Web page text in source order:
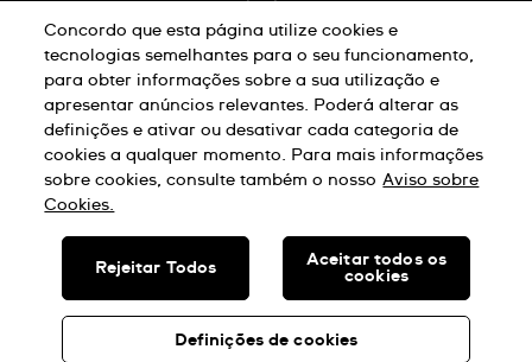
Aviso De Privacidade Aviso De Cookies
Termos E Condições De Uso
SWISS MADE
© SWATCH AG 2026. TODOS OS DIREITOS RESERVADOS: SWISS
Concordo que esta página utilize cookies e
tecnologias semelhantes para o seu funcionamento,
para obter informações sobre a sua utilização e
apresentar anúncios relevantes. Poderá alterar as
definições e ativar ou desativar cada categoria de
cookies a qualquer momento. Para mais informações
sobre cookies, consulte também o nosso Aviso sobre
Cookies.
Definições de cookies
Rejeitar Todos
Aceitar todos os
cookies